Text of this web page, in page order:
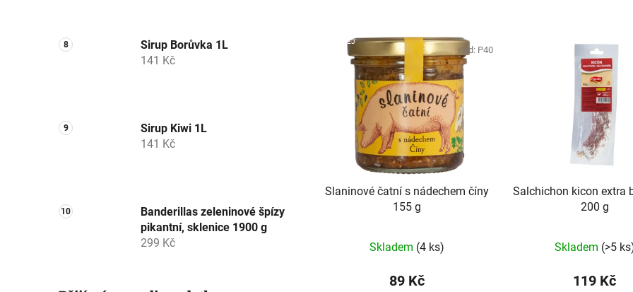
Sirup Borůvka 1L
141 Kč
Sirup Kiwi 1L
141 Kč
Banderillas zeleninové špízy
pikantní, sklenice 1900 g
299 Kč
DOPRODEJ
Slaninové čatní s nádechem číny
155 g
Skladem (4 ks)
89 Kč
Kód: P40
Salchichon kicon extra
200 g
Skladem (>5
119 Kč